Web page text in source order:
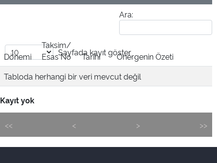
Ara:
Sayfada kayıt göster
Dönemi
Taksim/
Esas No
Tarihi
Önergenin Özeti
Tabloda herhangi bir veri mevcut değil
Kayıt yok
<< < > >>